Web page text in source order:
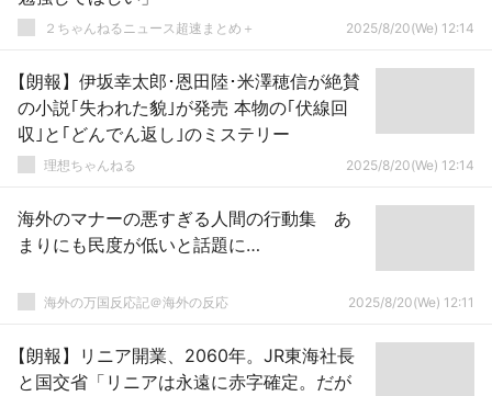
２ちゃんねるニュース超速まとめ＋ 2025/8/20(We) 12:14
【朗報】伊坂幸太郎･恩田陸･米澤穂信が絶賛
の小説｢失われた貌｣が発売 本物の｢伏線回
収｣と｢どんでん返し｣のミステリー
理想ちゃんねる 2025/8/20(We) 12:14
海外のマナーの悪すぎる人間の行動集 あ
まりにも民度が低いと話題に…
海外の万国反応記＠海外の反応 2025/8/20(We) 12:11
【朗報】リニア開業、2060年。JR東海社長
と国交省「リニアは永遠に赤字確定。だが